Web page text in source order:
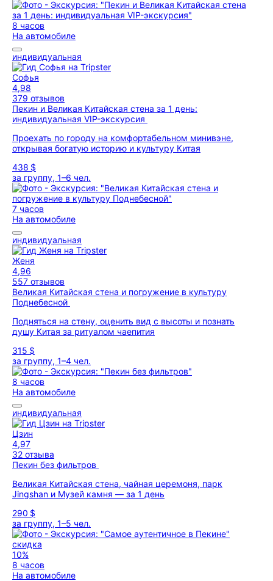
8 часов
На автомобиле
индивидуальная
Софья
4,98
379 отзывов
Пекин и Великая Китайская стена за 1 день:
индивидуальная VIP-экскурсия
Проехать по городу на комфортабельном минивэне,
открывая богатую историю и культуру Китая
438 $
за группу, 1–6 чел.
7 часов
На автомобиле
индивидуальная
Женя
4,96
557 отзывов
Великая Китайская стена и погружение в культуру
Поднебесной
Подняться на стену, оценить вид с высоты и познать
душу Китая за ритуалом чаепития
315 $
за группу, 1–4 чел.
8 часов
На автомобиле
индивидуальная
Цзин
4,97
32 отзыва
Пекин без фильтров
Великая Китайская стена, чайная церемоня, парк
Jingshan и Музей камня — за 1 день
290 $
за группу, 1–5 чел.
скидка
10%
8 часов
На автомобиле